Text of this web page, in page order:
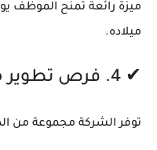
ميزة رائعة تمنح الموظف
ميلاده.
✔ 4. فرص تطوير مهني
توفر الشركة مجموعة من